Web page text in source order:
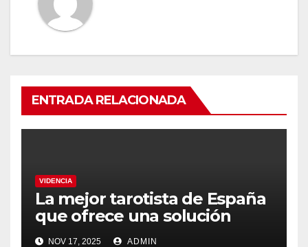
ENTRADA RELACIONADA
VIDENCIA
La mejor tarotista de España
que ofrece una solución
definitiva.
NOV 17, 2025 ADMIN